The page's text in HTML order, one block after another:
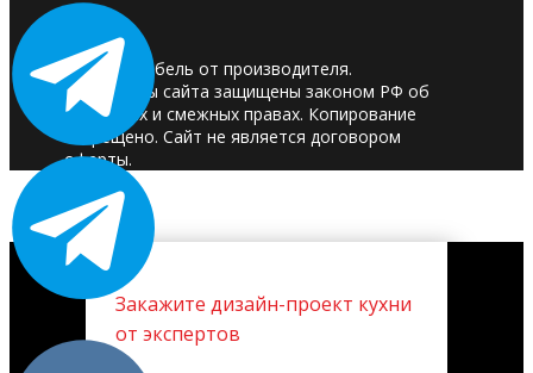
© 2025. Мебель от производителя.
Материалы сайта защищены законом РФ об
авторских и смежных правах. Копирование
запрещено. Сайт не является договором
оферты.
Закажите дизайн-проект кухни
от экспертов